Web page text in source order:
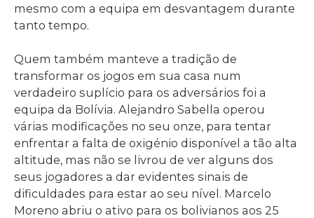
mesmo com a equipa em desvantagem durante
tanto tempo.
Quem também manteve a tradição de
transformar os jogos em sua casa num
verdadeiro suplício para os adversários foi a
equipa da Bolívia. Alejandro Sabella operou
várias modificações no seu onze, para tentar
enfrentar a falta de oxigénio disponível a tão alta
altitude, mas não se livrou de ver alguns dos
seus jogadores a dar evidentes sinais de
dificuldades para estar ao seu nível. Marcelo
Moreno abriu o ativo para os bolivianos aos 25